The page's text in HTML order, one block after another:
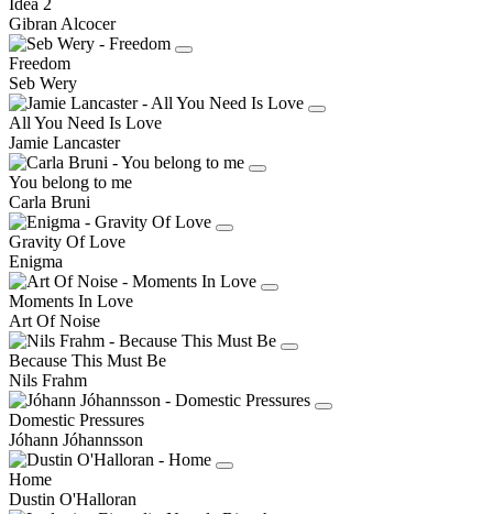
Gibran Alcocer
Freedom
Seb Wery
All You Need Is Love
Jamie Lancaster
You belong to me
Carla Bruni
Gravity Of Love
Enigma
Moments In Love
Art Of Noise
Because This Must Be
Nils Frahm
Domestic Pressures
Jóhann Jóhannsson
Home
Dustin O'Halloran